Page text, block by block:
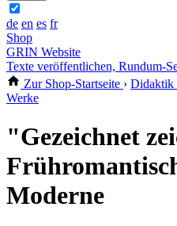
de en es fr
Shop
GRIN Website
Texte veröffentlichen, Rundum-
Zur Shop-Startseite › Didaktik
Werke
"Gezeichnet
Moderne